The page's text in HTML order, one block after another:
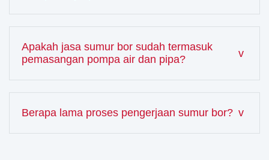
Apakah jasa sumur bor sudah termasuk
pemasangan pompa air dan pipa?
Berapa lama proses pengerjaan sumur bor?